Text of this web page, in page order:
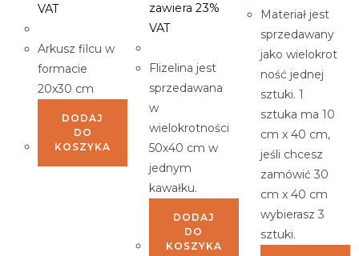
VAT
Arkusz filcu w
formacie
20x30 cm
DODAJ
DO
KOSZYKA
zawiera 23%
VAT
Flizelina jest
sprzedawana
w
wielokrotności
50x40 cm w
jednym
kawałku.
DODAJ
DO
KOSZYKA
Materiał jest
sprzedawany
jako wielokrot
ność jednej
sztuki. 1
sztuka ma 10
cm x 40 cm,
jeśli chcesz
zamówić 30
cm x 40 cm
wybierasz 3
sztuki.